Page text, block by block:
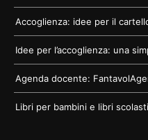
Accoglienza: idee per il
Idee per l’accoglienza: una
Agenda docente:
Libri per bambini e libri